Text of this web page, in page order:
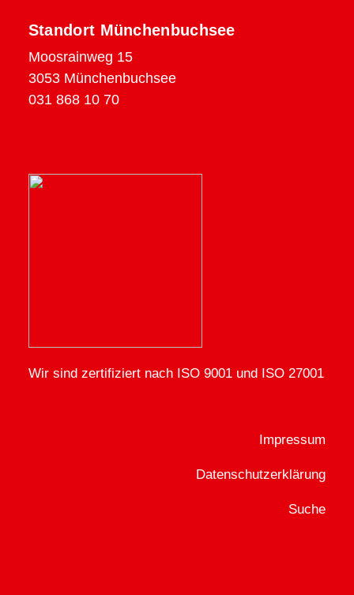
Standort Münchenbuchsee
Moosrainweg 15
3053 Münchenbuchsee
031 868 10 70
Wir sind zertifiziert nach ISO 9001 und ISO 27001
Impressum
Datenschutzerklärung
Suche